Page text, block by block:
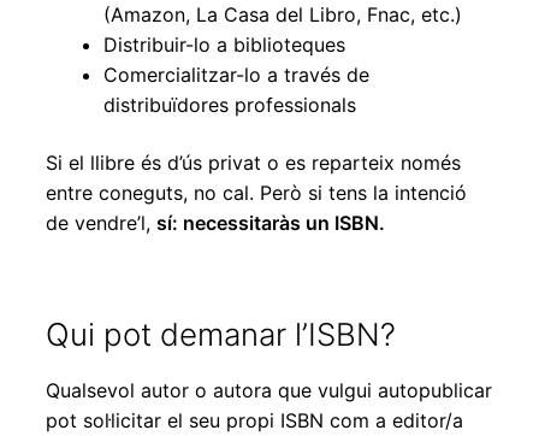
(Amazon, La Casa del Libro, Fnac, etc.)
Distribuir-lo a biblioteques
Comercialitzar-lo a través de
distribuïdores professionals
Si el llibre és d’ús privat o es reparteix només
entre coneguts, no cal. Però si tens la intenció
de vendre’l, sí: necessitaràs un ISBN.
Qui pot demanar l’ISBN?
Qualsevol autor o autora que vulgui autopublicar
pot sol·licitar el seu propi ISBN com a editor/a